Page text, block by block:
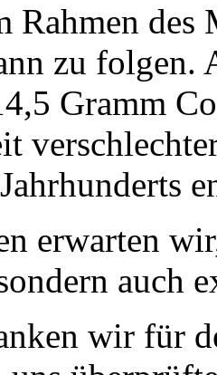
Rahmen des
zu folgen.
Gramm
erwarten
auch
wir für